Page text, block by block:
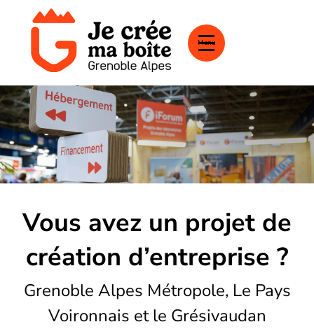
Menu
Vous avez un projet de
création d’entreprise ?
Grenoble Alpes Métropole, Le Pays
Voironnais et le Grésivaudan